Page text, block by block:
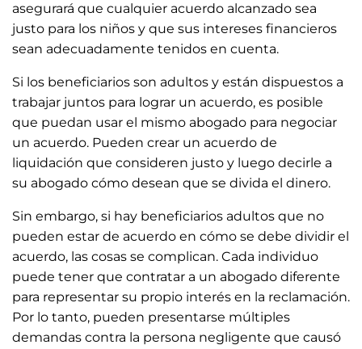
asegurará que cualquier acuerdo alcanzado sea
justo para los niños y que sus intereses financieros
sean adecuadamente tenidos en cuenta.
Si los beneficiarios son adultos y están dispuestos a
trabajar juntos para lograr un acuerdo, es posible
que puedan usar el mismo abogado para negociar
un acuerdo. Pueden crear un acuerdo de
liquidación que consideren justo y luego decirle a
su abogado cómo desean que se divida el dinero.
Sin embargo, si hay beneficiarios adultos que no
pueden estar de acuerdo en cómo se debe dividir el
acuerdo, las cosas se complican. Cada individuo
puede tener que contratar a un abogado diferente
para representar su propio interés en la reclamación.
Por lo tanto, pueden presentarse múltiples
demandas contra la persona negligente que causó